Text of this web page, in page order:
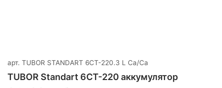
арт. TUBOR STANDART 6СТ-220.3 L Ca/Ca
TUBOR Standart 6СТ-220 аккумулятор